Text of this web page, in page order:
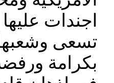
اجندات عليها
تسعى
بكرامة